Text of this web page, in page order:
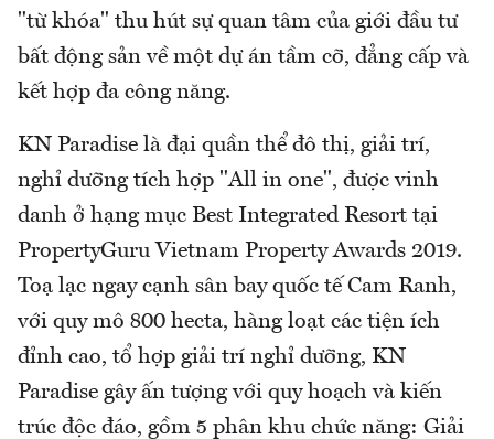
"từ khóa" thu hút sự quan tâm của giới đầu tư
bất động sản về một dự án tầm cỡ, đẳng cấp và
kết hợp đa công năng.
KN Paradise là đại quần thể đô thị, giải trí,
nghỉ dưỡng tích hợp "All in one", được vinh
danh ở hạng mục Best Integrated Resort tại
PropertyGuru Vietnam Property Awards 2019.
Toạ lạc ngay cạnh sân bay quốc tế Cam Ranh,
với quy mô 800 hecta, hàng loạt các tiện ích
đỉnh cao, tổ hợp giải trí nghỉ dưỡng, KN
Paradise gây ấn tượng với quy hoạch và kiến
trúc độc đáo, gồm 5 phân khu chức năng: Giải